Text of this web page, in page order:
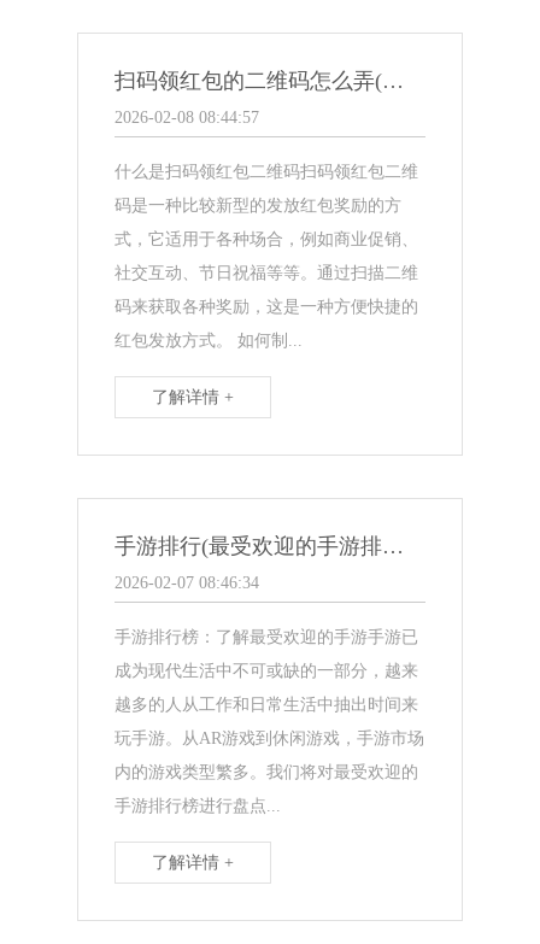
扫码领红包的二维码怎么弄(教你如何制作扫码领红包二维码！)
2026-02-08 08:44:57
什么是扫码领红包二维码扫码领红包二维
码是一种比较新型的发放红包奖励的方
式，它适用于各种场合，例如商业促销、
社交互动、节日祝福等等。通过扫描二维
码来获取各种奖励，这是一种方便快捷的
红包发放方式。 如何制...
了解详情 +
手游排行(最受欢迎的手游排行榜发布 → 畅销手游排行榜盘点)
2026-02-07 08:46:34
手游排行榜：了解最受欢迎的手游手游已
成为现代生活中不可或缺的一部分，越来
越多的人从工作和日常生活中抽出时间来
玩手游。从AR游戏到休闲游戏，手游市场
内的游戏类型繁多。我们将对最受欢迎的
手游排行榜进行盘点...
了解详情 +